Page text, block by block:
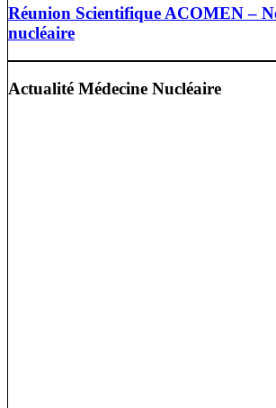
Réunion Scientifique ACOMEN –
nucléaire
Actualité Médecine Nucléaire